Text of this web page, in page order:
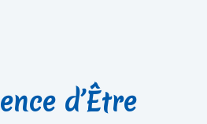
d’Être